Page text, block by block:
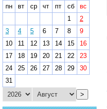
пн
вт ср чт пт сб
вс
1
2
3
4 5 6 7 8
9
10
11 12 13 14 15
16
17
18 19 20 21 22
23
24
25 26 27 28 29
30
31
>